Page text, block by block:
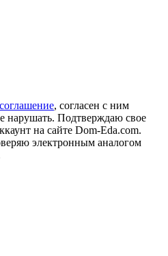
, согласен с ним
нарушать. Подтверждаю свое
на сайте Dom-Eda.com.
электронным аналогом